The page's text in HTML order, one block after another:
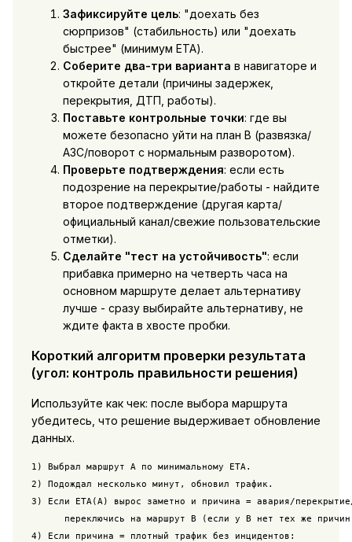
Зафиксируйте цель: "доехать без
сюрпризов" (стабильность) или "доехать
быстрее" (минимум ETA).
Соберите два-три варианта в навигаторе и
откройте детали (причины задержек,
перекрытия, ДТП, работы).
Поставьте контрольные точки: где вы
можете безопасно уйти на план B (развязка/
АЗС/поворот с нормальным разворотом).
Проверьте подтверждения: если есть
подозрение на перекрытие/работы - найдите
второе подтверждение (другая карта/
официальный канал/свежие пользовательские
отметки).
Сделайте "тест на устойчивость": если
прибавка примерно на четверть часа на
основном маршруте делает альтернативу
лучше - сразу выбирайте альтернативу, не
ждите факта в хвосте пробки.
Короткий алгоритм проверки результата
(угол: контроль правильности решения)
Используйте как чек: после выбора маршрута
убедитесь, что решение выдерживает обновление
данных.
1) Выбрал маршрут A по минимальному ETA.
2) Подождал несколько минут, обновил трафик.
3) Если ETA(A) вырос заметно и причина = авария/
переключись на маршрут B (если у B нет тех же
4) Если причина = плотный трафик без инцидентов: